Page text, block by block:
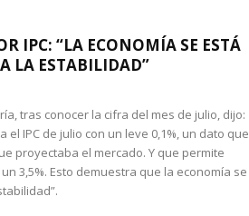
IPC: “LA ECONOMÍA SE ESTÁ
LA ESTABILIDAD”
tras conocer la cifra del mes de julio, dijo:
el IPC de julio con un leve 0,1%, un dato que
proyectaba el mercado. Y que permite
3,5%. Esto demuestra que la economía se